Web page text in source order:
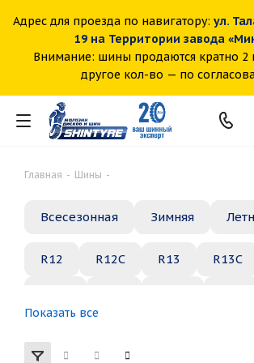
Адрес для проезда по навигатору: ул.
19 на Территории завода
Внимание: шины продаются кратно 2
другое кол-во — по
Главная - Шины -
Всесезонная Зимняя
R12 R12C R13 R13C
Показать все